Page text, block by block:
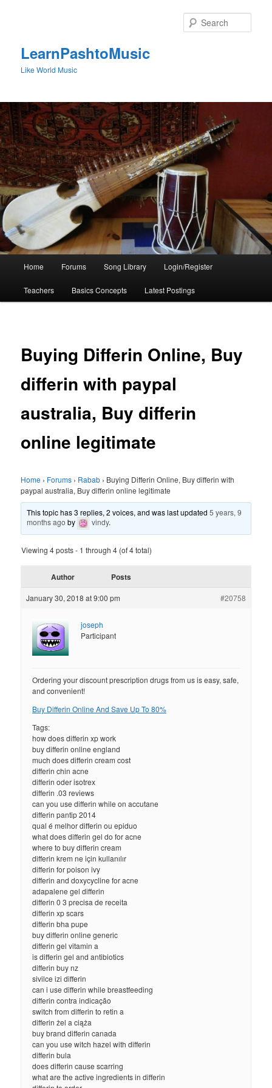
LearnPashtoMusic
Like World Music
Home Forums Song Library Login/Register
Teachers Basics Concepts Latest Postings
Buying Differin Online, Buy
differin with paypal
australia, Buy differin
online legitimate
Home › Forums › Rabab › Buying Differin Online, Buy differin with
paypal australia, Buy differin online legitimate
This topic has 3 replies, 2 voices, and was last updated5 years, 9
months ago by vindy.
Viewing 4 posts - 1 through 4 (of 4 total)
Author Posts
January 30, 2018 at 9:00 pm #20758
joseph
Participant
Ordering your discount prescription drugs from us is easy, safe,
and convenient!
Buy Differin Online And Save Up To 80%
Tags:
how does differin xp work
buy differin online england
much does differin cream cost
differin chin acne
differin oder isotrex
differin .03 reviews
can you use differin while on accutane
differin pantip 2014
qual é melhor differin ou epiduo
what does differin gel do for acne
where to buy differin cream
differin krem ne için kullanılır
differin for poison ivy
differin and doxycycline for acne
adapalene gel differin
differin 0 3 precisa de receita
differin xp scars
differin bha pupe
buy differin online generic
differin gel vitamin a
is differin gel and antibiotics
differin buy nz
sivilce izi differin
can i use differin while breastfeeding
differin contra indicação
switch from differin to retin a
differin żel a ciąża
buy brand differin canada
can you use witch hazel with differin
differin bula
does differin cause scarring
what are the active ingredients in differin